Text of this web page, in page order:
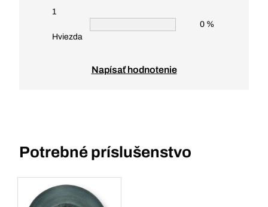
1
Hviezda
0 %
Napísať hodnotenie
Potrebné príslušenstvo